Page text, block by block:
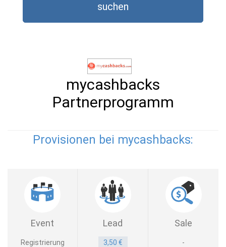
suchen
mycashbacks
Partnerprogramm
Provisionen bei mycashbacks:
Event Lead Sale
Registrierung 3,50 € -